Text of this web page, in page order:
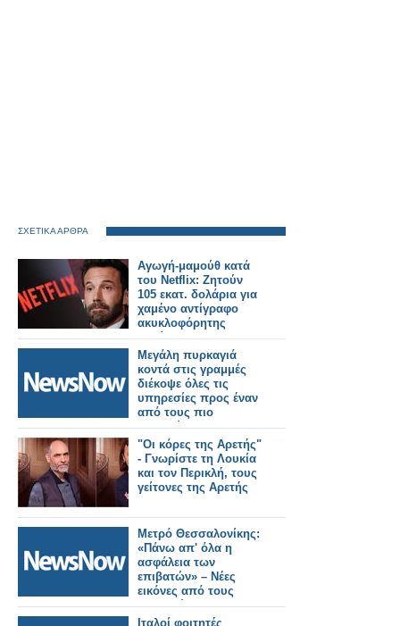
ΣΧΕΤΙΚΑ ΑΡΘΡΑ
Αγωγή-μαμούθ κατά
του Netflix: Ζητούν
105 εκατ. δολάρια για
χαμένο αντίγραφο
ακυκλοφόρητης
ταινίας
Μεγάλη πυρκαγιά
κοντά στις γραμμές
διέκοψε όλες τις
υπηρεσίες προς έναν
από τους πιο
πολυσύχναστους
σιδηροδρομικούς
σταθμούς του
Λονδίνου.
"Οι κόρες της Αρετής"
- Γνωρίστε τη Λουκία
και τον Περικλή, τους
γείτονες της Αρετής
Μετρό Θεσσαλονίκης:
«Πάνω απ' όλα η
ασφάλεια των
επιβατών» – Νέες
εικόνες από τους
σταθμούς της
Καλαμαριάς.
Ιταλοί φοιτητές